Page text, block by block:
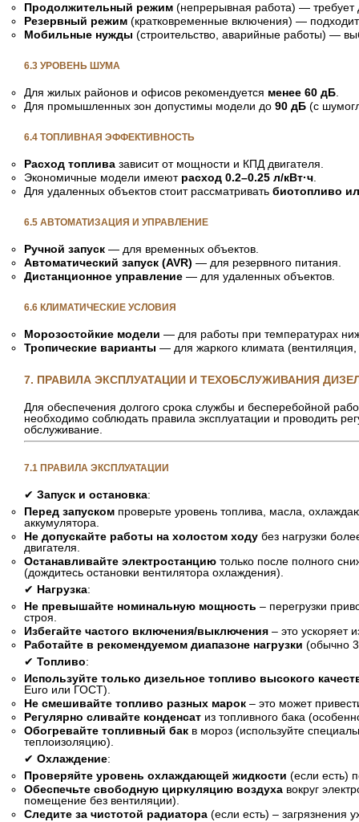
Продолжительный режим (непрерывная работа) — требует
Резервный режим (кратковременные включения) —
Мобильные нужды (строительство, аварийные работы) —
6.3 УРОВЕНЬ ШУМА
Для жилых районов и офисов рекомендуется менее 60 дБ
Для промышленных зон допустимы модели до 90 дБ (с
6.4 ТОПЛИВНАЯ ЭФФЕКТИВНОСТЬ
Расход топлива зависит от мощности и КПД двигателя.
Экономичные модели имеют расход 0.2–0.25 л/кВт·ч
Для удаленных объектов стоит рассматривать биотопливо
6.5 АВТОМАТИЗАЦИЯ И УПРАВЛЕНИЕ
Ручной запуск — для временных объектов.
Автоматический запуск (AVR) — для резервного питания.
Дистанционное управление — для удаленных объектов.
6.6 КЛИМАТИЧЕСКИЕ УСЛОВИЯ
Морозостойкие модели — для работы при температурах
Тропические варианты — для жаркого климата
7. ПРАВИЛА ЭКСПЛУАТАЦИИ И ТЕХОБСЛУЖИВАНИЯ
Для обеспечения долгого срока службы и бесперебойной
необходимо соблюдать правила эксплуатации и проводить
обслуживание.
7.1 ПРАВИЛА ЭКСПЛУАТАЦИИ
✔ Запуск и остановка:
Перед запуском проверьте уровень топлива, масла,
аккумулятора.
Не допускайте работы на холостом ходу без нагрузки
двигателя.
Останавливайте электростанцию только после полного
(дождитесь остановки вентилятора охлаждения).
✔ Нагрузка:
Не превышайте номинальную мощность – перегрузки
строя.
Избегайте частого включения/выключения – это ускоряет
Работайте в рекомендуемом диапазоне нагрузки (обычно
✔ Топливо:
Используйте только дизельное топливо высокого
Euro или ГОСТ).
Не смешивайте топливо разных марок – это может
Регулярно сливайте конденсат из топливного бака
Обогревайте топливный бак в мороз (используйте
теплоизоляцию).
✔ Охлаждение:
Проверяйте уровень охлаждающей жидкости (если есть)
Обеспечьте свободную циркуляцию воздуха вокруг
помещение без вентиляции).
Следите за чистотой радиатора (если есть) – загрязнения